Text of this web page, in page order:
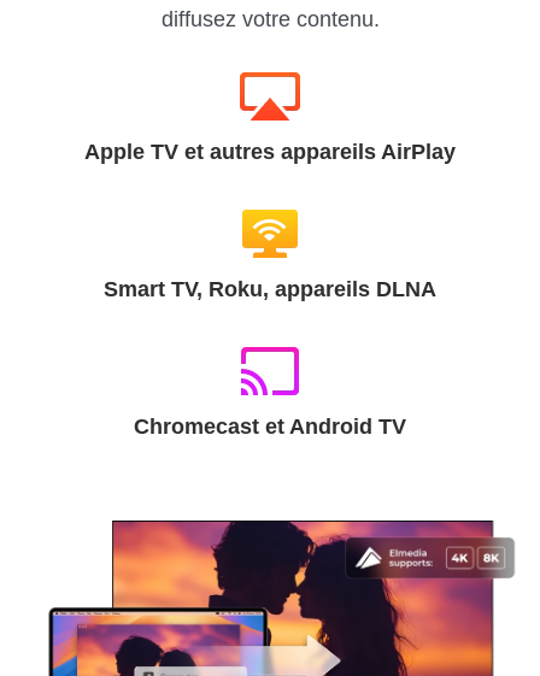
diffusez votre contenu.
Apple TV et autres appareils AirPlay
Smart TV, Roku, appareils DLNA
Chromecast et Android TV